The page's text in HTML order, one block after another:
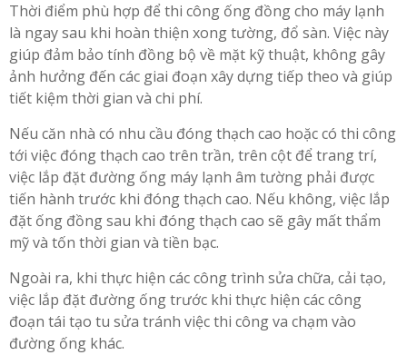
Thời điểm phù hợp để thi công ống đồng cho máy lạnh
là ngay sau khi hoàn thiện xong tường, đổ sàn. Việc này
giúp đảm bảo tính đồng bộ về mặt kỹ thuật, không gây
ảnh hưởng đến các giai đoạn xây dựng tiếp theo và giúp
tiết kiệm thời gian và chi phí.
Nếu căn nhà có nhu cầu đóng thạch cao hoặc có thi công
tới việc đóng thạch cao trên trần, trên cột để trang trí,
việc lắp đặt đường ống máy lạnh âm tường phải được
tiến hành trước khi đóng thạch cao. Nếu không, việc lắp
đặt ống đồng sau khi đóng thạch cao sẽ gây mất thẩm
mỹ và tốn thời gian và tiền bạc.
Ngoài ra, khi thực hiện các công trình sửa chữa, cải tạo,
việc lắp đặt đường ống trước khi thực hiện các công
đoạn tái tạo tu sửa tránh việc thi công va chạm vào
đường ống khác.